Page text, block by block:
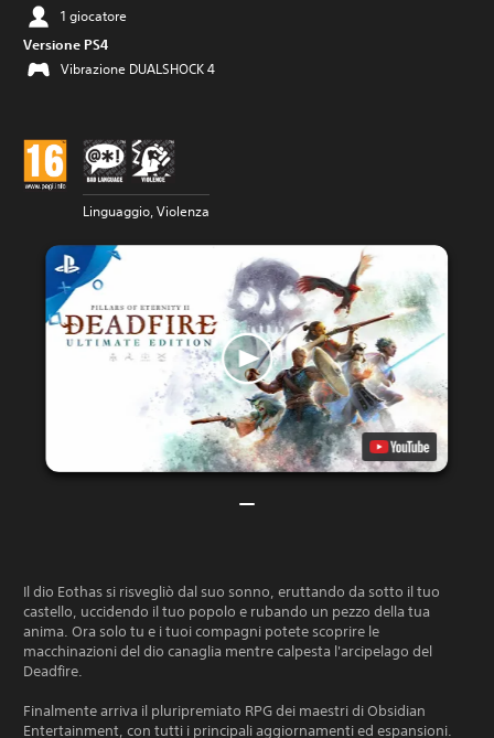
1 giocatore
Versione PS4
Vibrazione DUALSHOCK 4
Linguaggio, Violenza
Il dio Eothas si risvegliò dal suo sonno, eruttando da sotto il tuo
castello, uccidendo il tuo popolo e rubando un pezzo della tua
anima. Ora solo tu e i tuoi compagni potete scoprire le
macchinazioni del dio canaglia mentre calpesta l'arcipelago del
Deadfire.
Finalmente arriva il pluripremiato RPG dei maestri di Obsidian
Entertainment, con tutti i principali aggiornamenti ed espansioni.